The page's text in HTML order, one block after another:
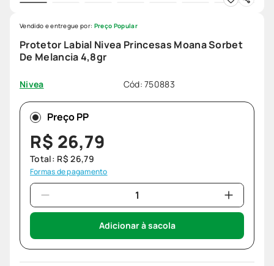
Protetor Labial Nivea Princesas Moana Sorbet
De Melancia 4,8gr
Nivea Cód:750883
Vendido e entregue por: Preço Popular
Preço PP
R$ 26,79
Total: R$ 26,79
Formas de pagamento
Adicionar à sacola